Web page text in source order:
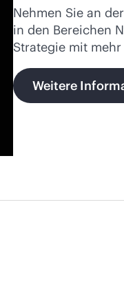
Nehmen Sie an
in den Bereichen
Strategie mit
Weitere